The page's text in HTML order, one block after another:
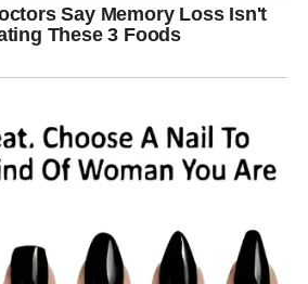
je shvatila da je donela pravu
žena koja trpi; postala je borac
nije bio lak, ali je bio neophodan.
da se suoči sa svim izazovima koji